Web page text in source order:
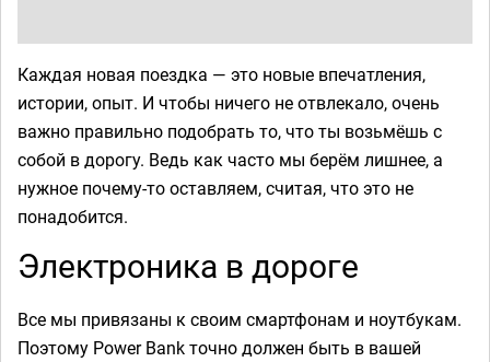
Каждая новая поездка — это новые впечатления,
истории, опыт. И чтобы ничего не отвлекало, очень
важно правильно подобрать то, что ты возьмёшь с
собой в дорогу. Ведь как часто мы берём лишнее, а
нужное почему-то оставляем, считая, что это не
понадобится.
Электроника в дороге
Все мы привязаны к своим смартфонам и ноутбукам.
Поэтому Power Bank точно должен быть в вашей